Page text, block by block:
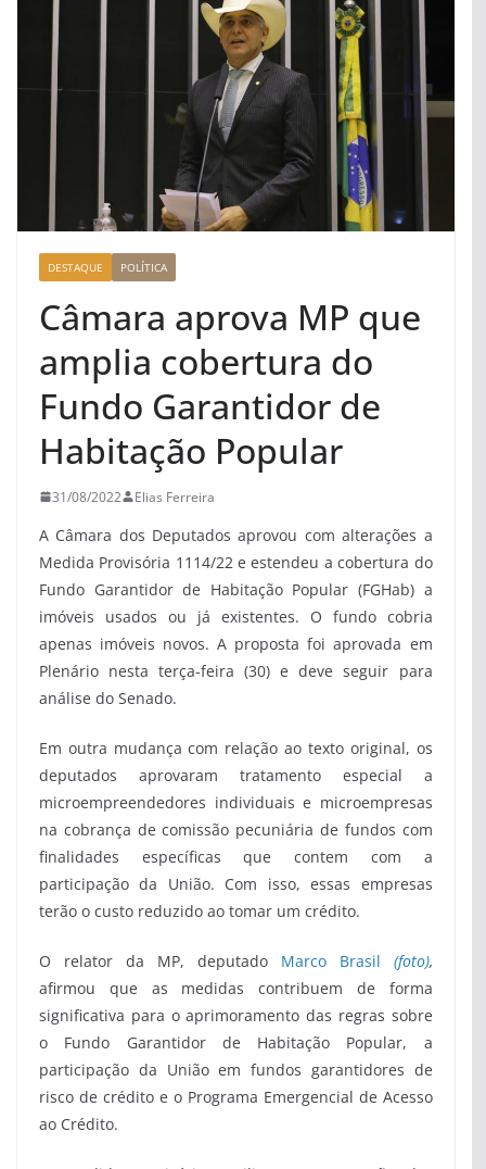
DESTAQUE POLÍTICA
Câmara aprova MP que
amplia cobertura do
Fundo Garantidor de
Habitação Popular
31/08/2022 Elias Ferreira
A Câmara dos Deputados aprovou com alterações a
Medida Provisória 1114/22 e estendeu a cobertura do
Fundo Garantidor de Habitação Popular (FGHab) a
imóveis usados ou já existentes. O fundo cobria
apenas imóveis novos. A proposta foi aprovada em
Plenário nesta terça-feira (30) e deve seguir para
análise do Senado.
Em outra mudança com relação ao texto original, os
deputados aprovaram tratamento especial a
microempreendedores individuais e microempresas
na cobrança de comissão pecuniária de fundos com
finalidades específicas que contem com a
participação da União. Com isso, essas empresas
terão o custo reduzido ao tomar um crédito.
O relator da MP, deputado Marco Brasil (foto),
afirmou que as medidas contribuem de forma
significativa para o aprimoramento das regras sobre
o Fundo Garantidor de Habitação Popular, a
participação da União em fundos garantidores de
risco de crédito e o Programa Emergencial de Acesso
ao Crédito.